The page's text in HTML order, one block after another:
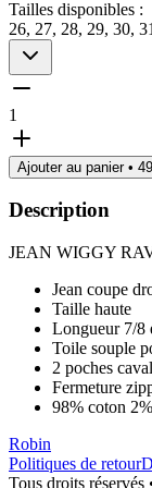
Tailles disponibles :
26, 27, 28, 29, 30,
1
Ajouter au panier •
Description
JEAN WIGGY
Jean coupe
Taille haute
Longueur 7/8
Toile souple
2 poches
Fermeture
98% coton
Robin
Politiques de retour
Tous droits réservés